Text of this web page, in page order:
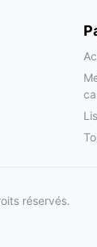
réservés.